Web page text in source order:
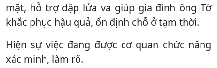
mặt, hỗ trợ dập lửa và giúp gia đình ông Tờ
khắc phục hậu quả, ổn định chỗ ở tạm thời.
Hiện sự việc đang được cơ quan chức năng
xác minh, làm rõ.